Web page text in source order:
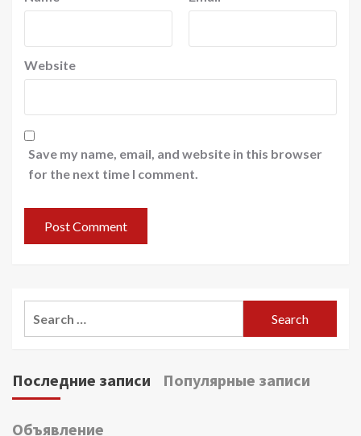
Website
Save my name, email, and website in this browser
for the next time I comment.
Последние записи Популярные записи
Объявление